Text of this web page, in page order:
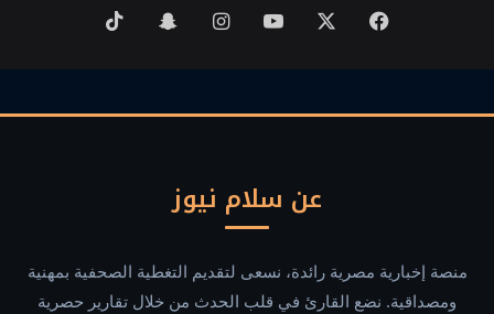
فيسبوك ‫YouTubeانستقرامسناب
عن سلام نيوز
منصة إخبارية مصرية رائدة، نسعى لتقديم التغطية الصحفية بمهنية
ومصداقية. نضع القارئ في قلب الحدث من خلال تقارير حصرية